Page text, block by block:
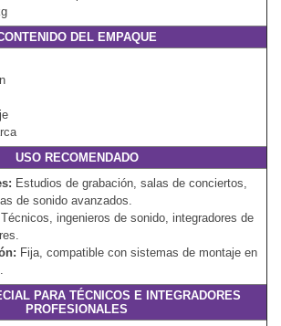
DEL EMPAQUE
USO RECOMENDADO
Estudios de grabación, salas de conciertos,
de sonido avanzados.
Técnicos, ingenieros de sonido, integradores de
Fija, compatible con sistemas de montaje en
PARA TÉCNICOS E INTEGRADORES
PROFESIONALES